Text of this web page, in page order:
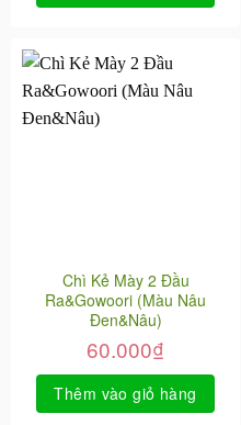
Chì Kẻ Mày 2 Đầu
Ra&Gowoori (Màu Nâu
Đen&Nâu)
60.000₫
Thêm vào giỏ hàng